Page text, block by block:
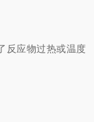
应物过热或温度